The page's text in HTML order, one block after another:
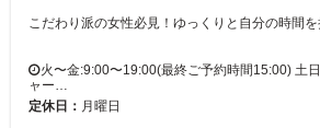
火〜金:9:00〜19:00(最終ご予約時間15:00) 土
ャー…
定休日： 月曜日